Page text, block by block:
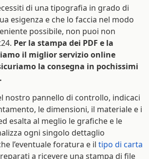
di una tipografia in grado di
esigenza e che lo faccia nel modo
possibile, non puoi non
Per la stampa dei PDF e la
il miglior servizio online
la consegna in pochissimi
nostro pannello di controllo, indicaci
le dimensioni, il materiale e i
esalta al meglio le grafiche e le
ogni singolo dettaglio
l’eventuale foratura e il tipo di carta
a ricevere una stampa di file